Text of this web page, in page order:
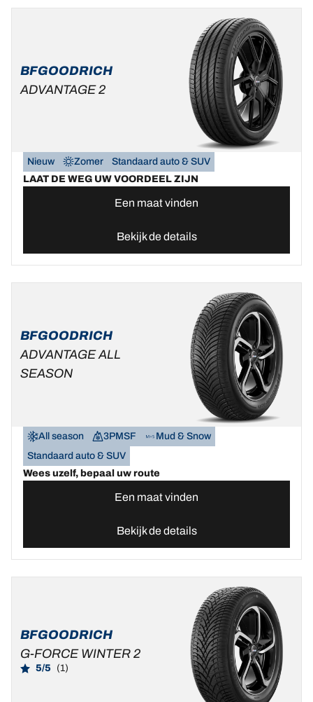
BFGOODRICH
ADVANTAGE 2
Nieuw Zomer
Standaard auto & SUV
LAAT DE WEG UW VOORDEEL ZIJN
Een maat vinden
Bekijk de details
BFGOODRICH
ADVANTAGE ALL
SEASON
All season 3PMSF
Mud & Snow
Standaard auto & SUV
Wees uzelf, bepaal uw route
Een maat vinden
Bekijk de details
BFGOODRICH
G-FORCE WINTER 2
5/5 (1)